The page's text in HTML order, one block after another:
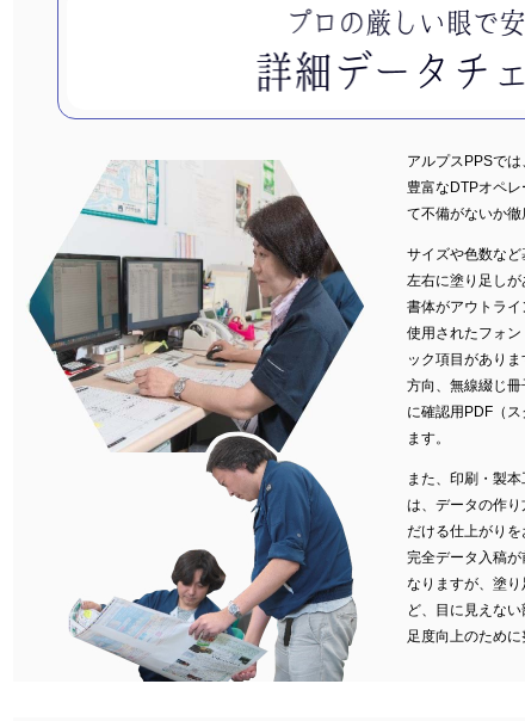
アルプスPPSで
豊富なDTPオペ
て不備がないか
サイズや色数な
左右に塗り足し
書体がアウトラ
使用されたフォ
ック項目があり
方向、無線綴じ
に確認用PDF（
ます。
また、印刷・製
は、データの作
だける仕上がり
完全データ入稿
なりますが、塗
ど、目に見えな
足度向上のため